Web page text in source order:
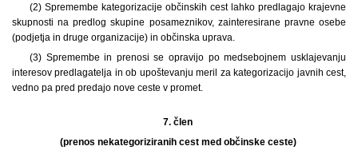
(2) Spremembe kategorizacije občinskih cest lahko predlagajo krajevne
skupnosti na predlog skupine posameznikov, zainteresirane pravne osebe
(podjetja in druge organizacije) in občinska uprava.
(3) Spremembe in prenosi se opravijo po medsebojnem usklajevanju
interesov predlagatelja in ob upoštevanju meril za kategorizacijo javnih cest,
vedno pa pred predajo nove ceste v promet.
7. člen
(prenos nekategoriziranih cest med občinske ceste)